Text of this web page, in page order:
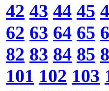
42 43 44 45
62 63 64 65
82 83 84 85
101 102 103